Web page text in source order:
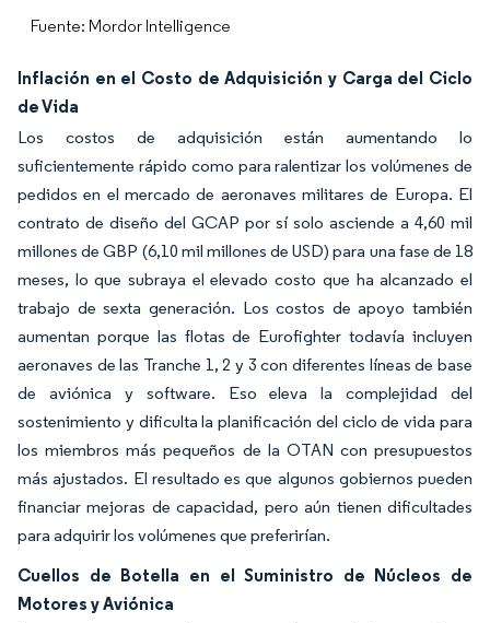
Fuente: Mordor Intelligence
Inflación en el Costo de Adquisición y Carga del Ciclo
de Vida
Los costos de adquisición están aumentando lo
suficientemente rápido como para ralentizar los volúmenes de
pedidos en el mercado de aeronaves militares de Europa. El
contrato de diseño del GCAP por sí solo asciende a 4,60 mil
millones de GBP (6,10 mil millones de USD) para una fase de 18
meses, lo que subraya el elevado costo que ha alcanzado el
trabajo de sexta generación. Los costos de apoyo también
aumentan porque las flotas de Eurofighter todavía incluyen
aeronaves de las Tranche 1, 2 y 3 con diferentes líneas de base
de aviónica y software. Eso eleva la complejidad del
sostenimiento y dificulta la planificación del ciclo de vida para
los miembros más pequeños de la OTAN con presupuestos
más ajustados. El resultado es que algunos gobiernos pueden
financiar mejoras de capacidad, pero aún tienen dificultades
para adquirir los volúmenes que preferirían.
Cuellos de Botella en el Suministro de Núcleos de
Motores y Aviónica